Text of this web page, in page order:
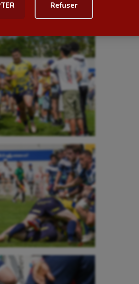
Refuser
Outdoor
Parkour
Patinage artistique
Pétanque
Plongée
Randonnée / Marche
Roller-derby